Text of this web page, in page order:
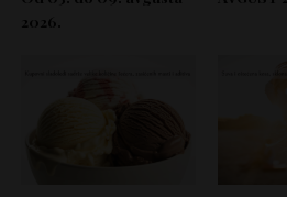
2026.